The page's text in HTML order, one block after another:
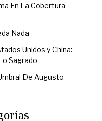
En La Cobertura
Nada
Unidos y China:
Sagrado
De Augusto